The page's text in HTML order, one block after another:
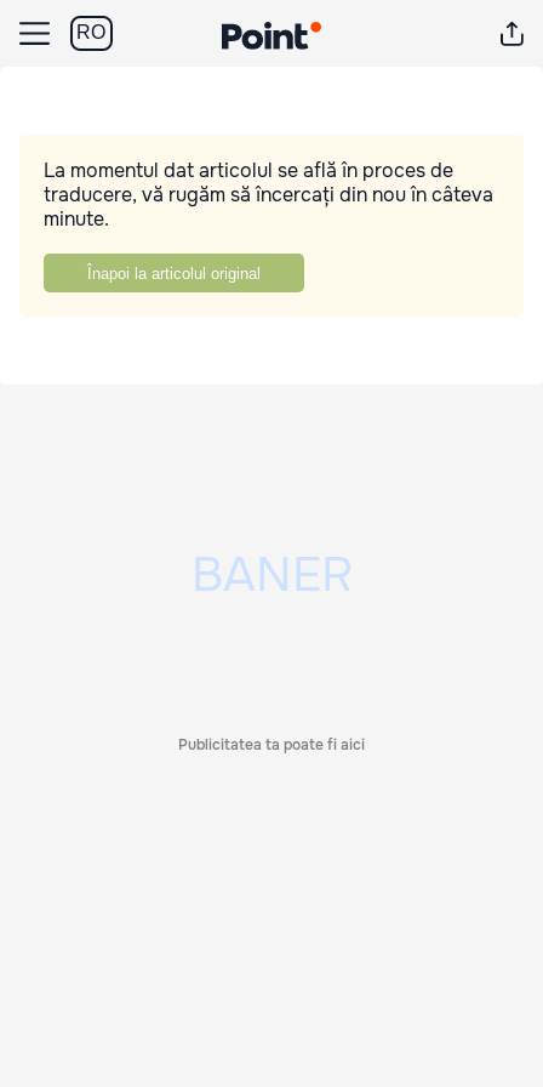
RO
La momentul dat articolul se află în proces de
traducere, vă rugăm să încercați din nou în câteva
minute.
Înapoi la articolul original
Publicitatea ta poate fi aici